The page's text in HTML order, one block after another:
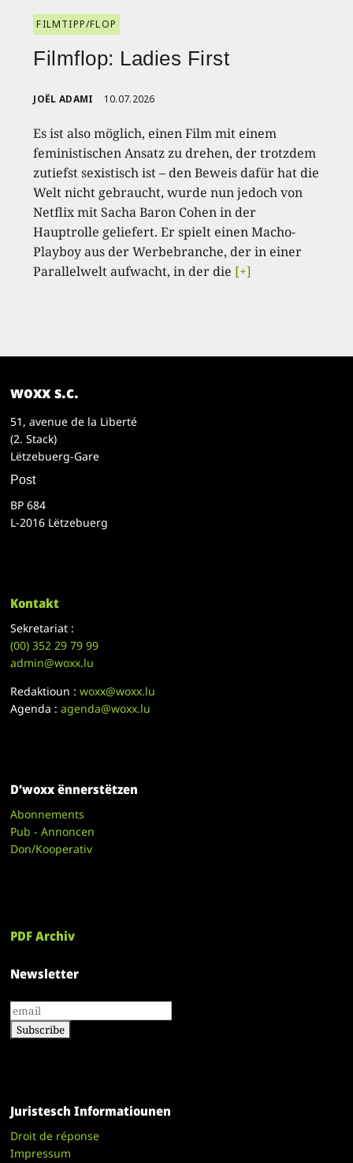
FILMTIPP/FLOP
Filmflop: Ladies First
JOËL ADAMI 10.07.2026
Es ist also möglich, einen Film mit einem
feministischen Ansatz zu drehen, der trotzdem
zutiefst sexistisch ist – den Beweis dafür hat die
Welt nicht gebraucht, wurde nun jedoch von
Netflix mit Sacha Baron Cohen in der
Hauptrolle geliefert. Er spielt einen Macho-
Playboy aus der Werbebranche, der in einer
Parallelwelt aufwacht, in der die [+]
woxx s.c.
51, avenue de la Liberté
(2. Stack)
Lëtzebuerg-Gare
Post
BP 684
L-2016 Lëtzebuerg
Kontakt
Sekretariat :
(00)352 29 79 99
admin@woxx.lu
Redaktioun :woxx@woxx.lu
Agenda :agenda@woxx.lu
D’woxx ënnerstëtzen
Abonnements
Pub - Annoncen
Don/Kooperativ
PDF Archiv
Newsletter
Juristesch Informatiounen
Droit de réponse
Impressum